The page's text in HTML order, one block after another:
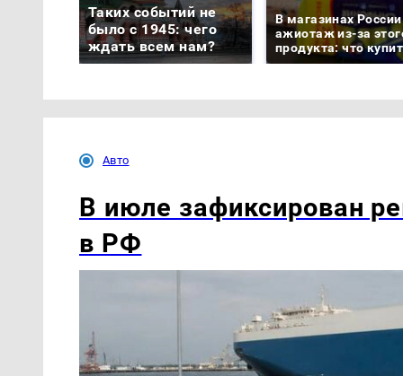
Таких событий не
было с 1945: чего
ждать всем нам?
В магазинах России
ажиотаж из-за
продукта: что
Авто
В июле зафиксирован
в РФ